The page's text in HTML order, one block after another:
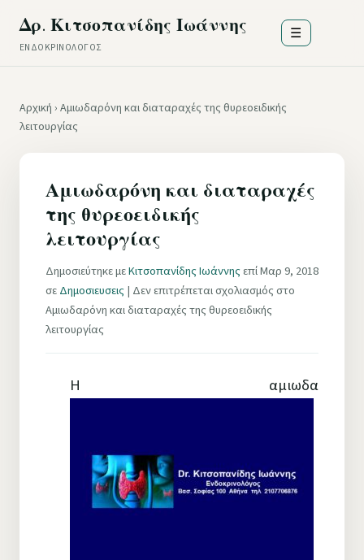
Δρ. Κιτσοπανίδης Ιωάννης
ΕΝΔΟΚΡΙΝΟΛΌΓΟΣ
☰
Αρχική › Αμιωδαρόνη και διαταραχές της θυρεοειδικής
λειτουργίας
Αμιωδαρόνη και διαταραχές
της θυρεοειδικής
λειτουργίας
Δημοσιεύτηκε μεΚιτσοπανίδης Ιωάννηςεπί Μαρ 9, 2018
σεΔημοσιευσεις| Δεν επιτρέπεται σχολιασμόςστο
Αμιωδαρόνη και διαταραχές της θυρεοειδικής
λειτουργίας
Η αμιωδα